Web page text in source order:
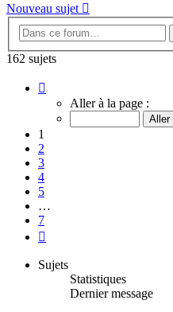
Nouveau sujet
162 sujets
sur
Aller à la page :
1
2
3
4
5
…
7
Sujets
Statistiques
Dernier message